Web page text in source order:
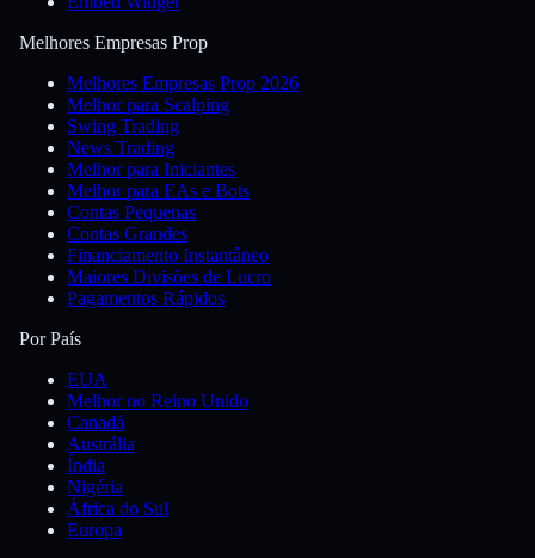
Melhores Empresas Prop
Melhores Empresas Prop 2026
Melhor para Scalping
Swing Trading
News Trading
Melhor para Iniciantes
Melhor para EAs e Bots
Contas Pequenas
Contas Grandes
Financiamento Instantâneo
Maiores Divisões de Lucro
Pagamentos Rápidos
Por País
EUA
Melhor no Reino Unido
Canadá
Austrália
Índia
Nigéria
África do Sul
Europa